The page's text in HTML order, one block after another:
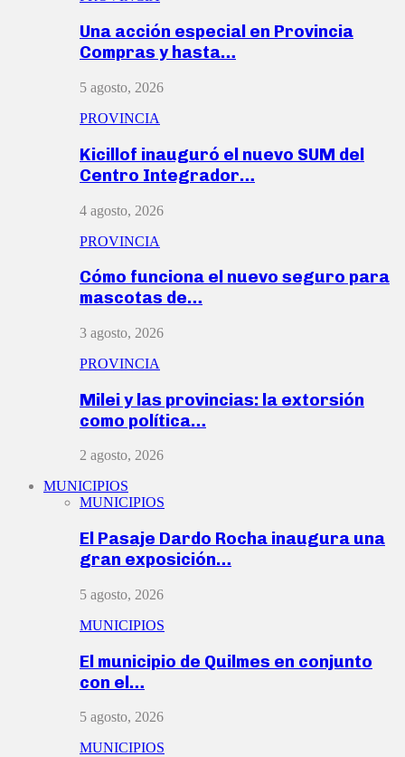
Una acción especial en Provincia
Compras y hasta…
5 agosto, 2026
PROVINCIA
Kicillof inauguró el nuevo SUM del
Centro Integrador…
4 agosto, 2026
PROVINCIA
Cómo funciona el nuevo seguro para
mascotas de…
3 agosto, 2026
PROVINCIA
Milei y las provincias: la extorsión
como política…
2 agosto, 2026
MUNICIPIOS
MUNICIPIOS
El Pasaje Dardo Rocha inaugura una
gran exposición…
5 agosto, 2026
MUNICIPIOS
El municipio de Quilmes en conjunto
con el…
5 agosto, 2026
MUNICIPIOS